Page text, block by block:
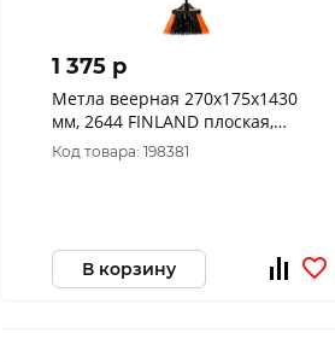
1 375 p
Метла веерная 270х175х1430
мм, 2644 FINLAND плоская,
алюминиевый черенок
Код товара: 198381
В корзину